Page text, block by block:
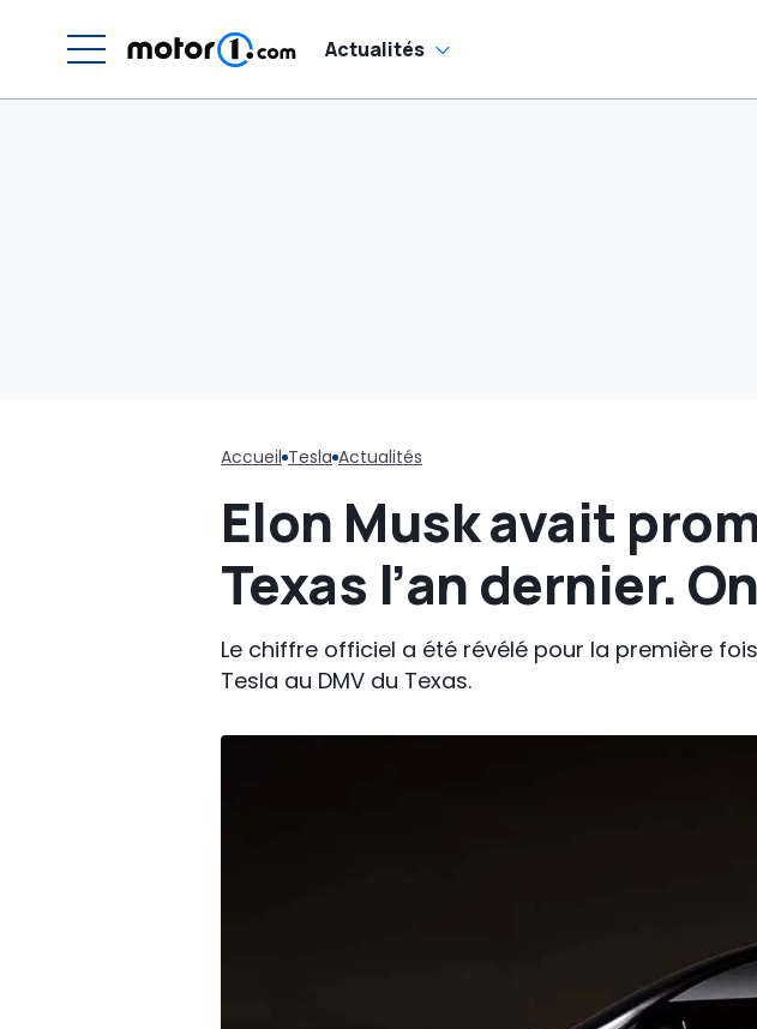
Actualités
Accueil Tesla Actualités
Elon Musk avait
Texas l’an dernier.
Le chiffre officiel a été révélé pour la première
Tesla au DMV du Texas.